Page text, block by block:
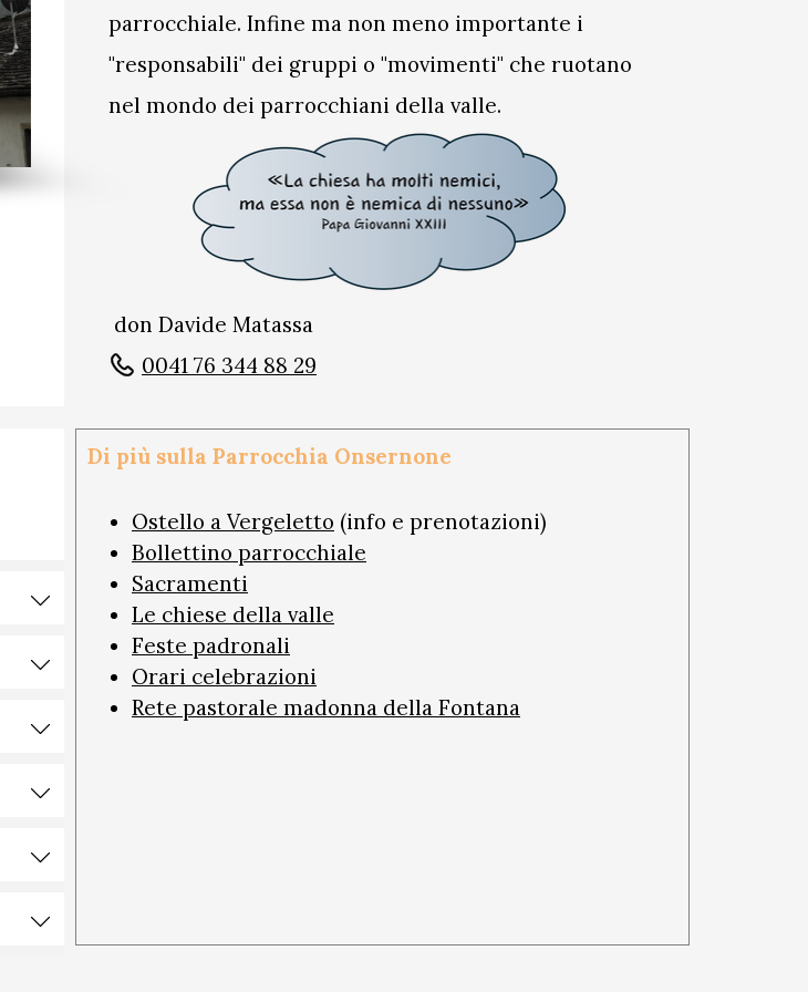
parrocchiale. Infine ma non meno importante i
"responsabili" dei gruppi o "movimenti" che ruotano
nel mondo dei parrocchiani della valle.
don Davide Matassa
0041 76 344 88 29
Di più sulla Parrocchia Onsernone
Ostello a Vergeletto (info e prenotazioni)
Bollettino parrocchiale
Sacramenti
Le chiese della valle
Feste padronali
Orari celebrazioni
Rete pastorale madonna della Fontana